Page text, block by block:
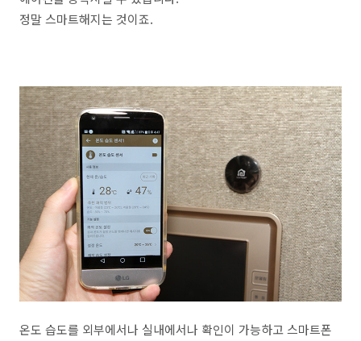
정말 스마트해지는 것이죠.
온도 습도를 외부에서나 실내에서나 확인이 가능하고 스마트폰